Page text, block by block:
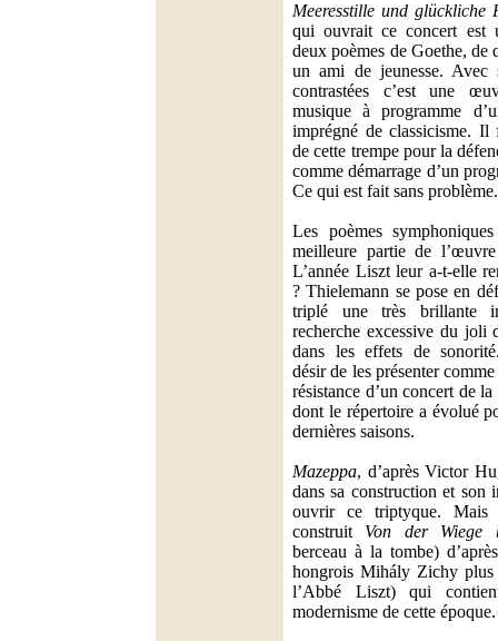
Meeresstille und glückliche
qui ouvrait ce concert est
deux poèmes de Goethe, de
un ami de jeunesse. Avec
contrastées c’est une
musique à programme
imprégné de classicisme. Il
de cette trempe pour la
comme démarrage d’un
Ce qui est fait sans problème.
Les poèmes
meilleure partie de
L’année Liszt leur a-t-elle
? Thielemann se pose en
triplé une très brillante
recherche excessive du joli
dans les effets de
désir de les présenter
résistance d’un concert de
dont le répertoire a évolué
dernières saisons.
Mazeppa, d’après Victor
dans sa construction et son
ouvrir ce triptyque. Mais
construit Von der Wiege
berceau à la tombe)
hongrois Mihály Zichy plus
l’Abbé Liszt) qui
modernisme de cette époque.